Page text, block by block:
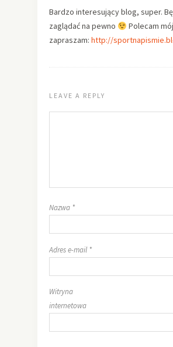
Bardzo interesujący blog, super.
zaglądać na pewno
Polecam
zapraszam: http://
LEAVE A REPLY
Nazwa *
Adres e-mail *
Witryna
internetowa